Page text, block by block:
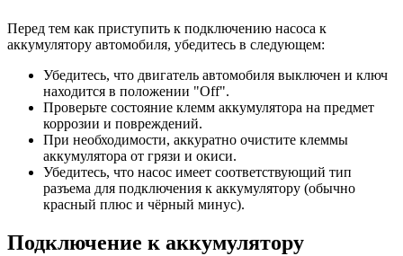
Перед тем как приступить к подключению насоса к
аккумулятору автомобиля, убедитесь в следующем:
Убедитесь, что двигатель автомобиля выключен и ключ
находится в положении "Off".
Проверьте состояние клемм аккумулятора на предмет
коррозии и повреждений.
При необходимости, аккуратно очистите клеммы
аккумулятора от грязи и окиси.
Убедитесь, что насос имеет соответствующий тип
разъема для подключения к аккумулятору (обычно
красный плюс и чёрный минус).
Подключение к аккумулятору